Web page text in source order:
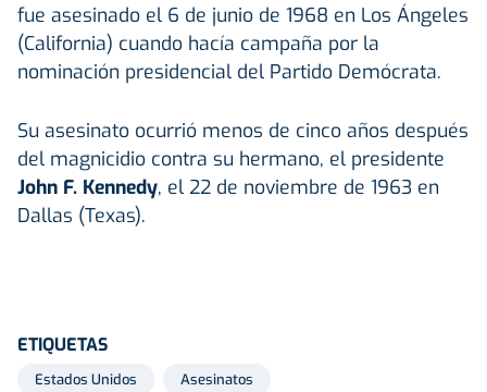
fue asesinado el 6 de junio de 1968 en Los Ángeles
(California) cuando hacía campaña por la
nominación presidencial del Partido Demócrata.
Su asesinato ocurrió menos de cinco años después
del magnicidio contra su hermano, el presidente
John F. Kennedy, el 22 de noviembre de 1963 en
Dallas (Texas).
ETIQUETAS
Estados Unidos Asesinatos